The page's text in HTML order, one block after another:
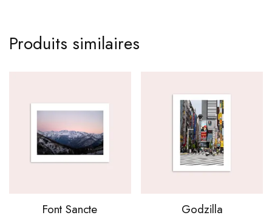
Produits similaires
Font Sancte Godzilla